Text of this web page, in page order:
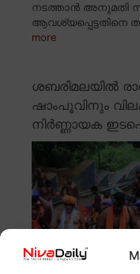
നടത്താൻ അനുമതി
ആവശ്യപ്പെട്ടതിനെ
more
ശബരിമലയിൽ
ഷാംപൂവിനും
നിർണ്ണായക